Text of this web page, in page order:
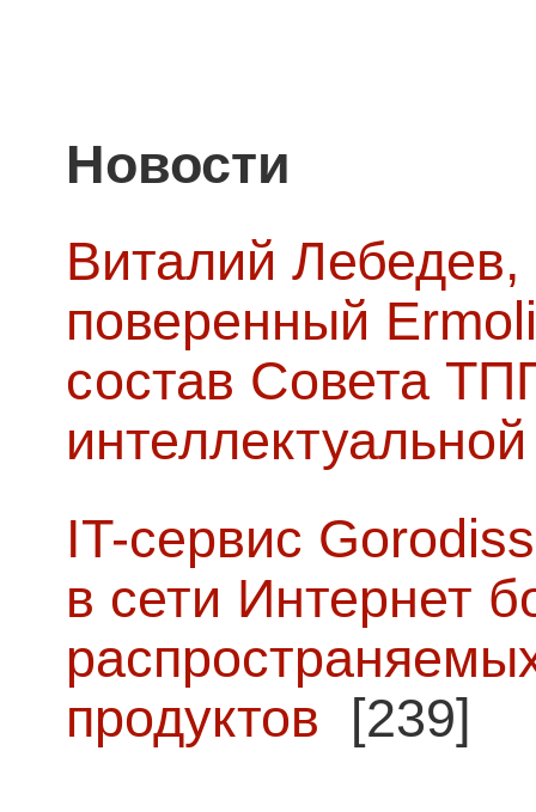
Новости
Виталий Лебедев,
поверенный
состав Совета
IT-сервис
в сети Интернет
продуктов [239]